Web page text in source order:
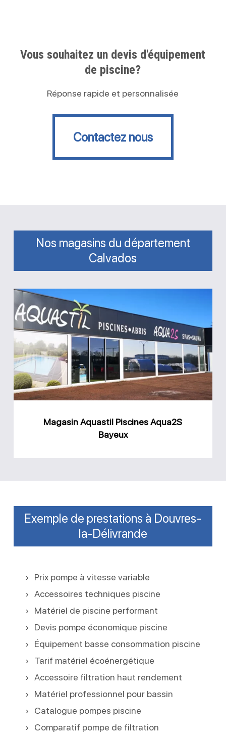
Vous souhaitez un devis d'équipement
de piscine?
Réponse rapide et personnalisée
Contactez nous
Contactez nous
Nos magasins du département
Calvados
Aquastil
Piscines
Aqua2S
Bayeux
Magasin Aquastil Piscines Aqua2S
Bayeux
Exemple de prestations à Douvres-
la-Délivrande
Prix pompe à vitesse variable
Accessoires techniques piscine
Matériel de piscine performant
Devis pompe économique piscine
Équipement basse consommation piscine
Tarif matériel écoénergétique
Accessoire filtration haut rendement
Matériel professionnel pour bassin
Catalogue pompes piscine
Comparatif pompe de filtration